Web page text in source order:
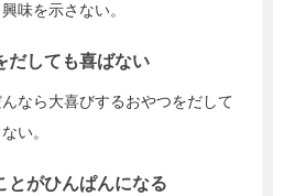
味を示さない。
しても喜ばない
なら大喜びするおやつをだして
い。
がひんぱんになる